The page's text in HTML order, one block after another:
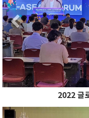
Previous
2022 글